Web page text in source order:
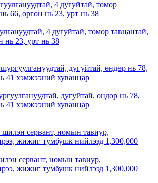
4 дугуйтай, төмөр тавцантай,
нь 23, урт нь 38
дугуйтай, өндөр нь 78,
41 хэмжээний хуванцар
сервант, номын тавиур,
жижиг тумбушк нийлээд 1,300,000